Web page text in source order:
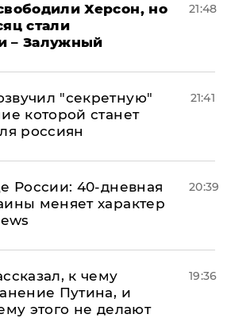
Херсон, но
стали
– Залужный
21:48
"секретную"
которой станет
россиян
21:41
России: 40-дневная
меняет характер
20:39
к чему
Путина, и
этого не делают
19:36